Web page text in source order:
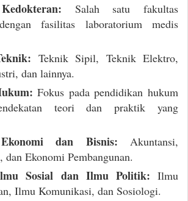
Salah satu fakultas
fasilitas laboratorium medis
Teknik Sipil, Teknik Elektro,
dan lainnya.
Fokus pada pendidikan hukum
teori dan praktik yang
dan Bisnis: Akuntansi,
dan Ekonomi Pembangunan.
Sosial dan Ilmu Politik: Ilmu
Ilmu Komunikasi, dan Sosiologi.